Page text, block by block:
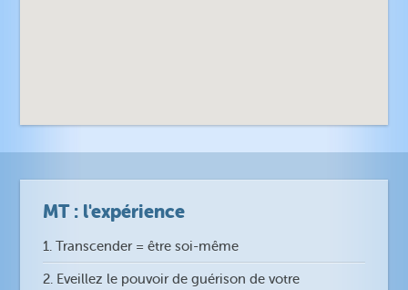
MT : l'expérience
1. Transcender = être soi-même
2. Eveillez le pouvoir de guérison de votre